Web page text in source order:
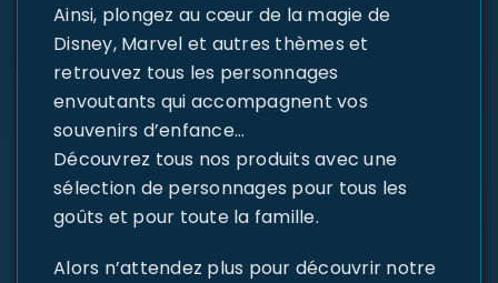
Ainsi, plongez au cœur de la magie de
Disney, Marvel et autres thèmes et
retrouvez tous les personnages
envoutants qui accompagnent vos
souvenirs d’enfance…
Découvrez tous nos produits avec une
sélection de personnages pour tous les
goûts et pour toute la famille.
Alors n’attendez plus pour découvrir notre